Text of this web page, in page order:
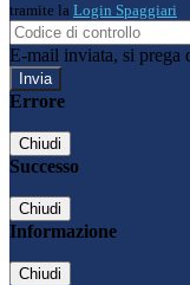
tramite la Login Spaggiari
E-mail inviata, si prega
Errore
Chiudi
Successo
Chiudi
Informazione
Chiudi